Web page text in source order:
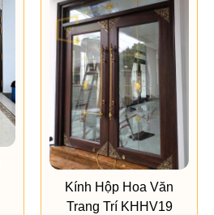
Kính Hộp Hoa Văn
Trang Trí KHHV19